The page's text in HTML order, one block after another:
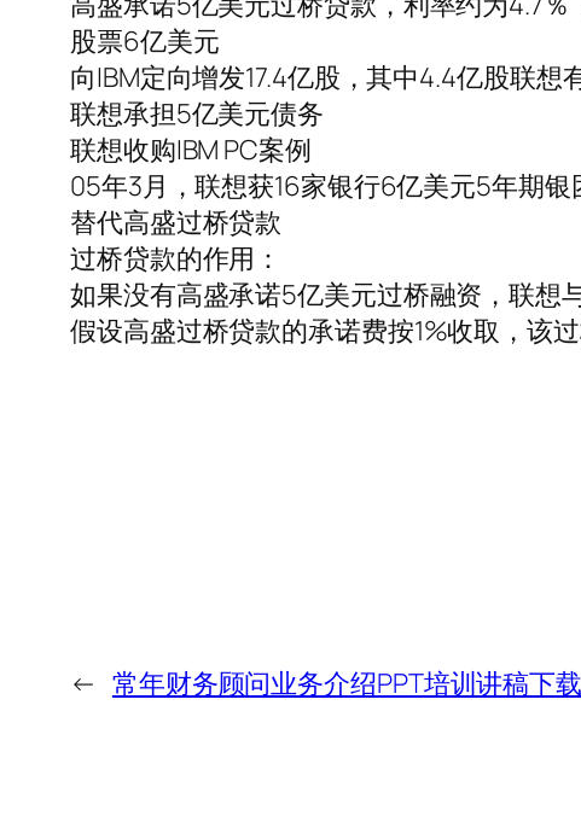
股票6亿美元
向IBM定向增发17.4亿股，其中4.4亿股联想
联想承担5亿美元债务
联想收购IBM PC案例
05年3月，联想获16家银行6亿美元5年期银
替代高盛过桥贷款
过桥贷款的作用：
如果没有高盛承诺5亿美元过桥融资，联想
假设高盛过桥贷款的承诺费按1%收取，该
← 常年财务顾问业务介绍PPT培训讲稿下载